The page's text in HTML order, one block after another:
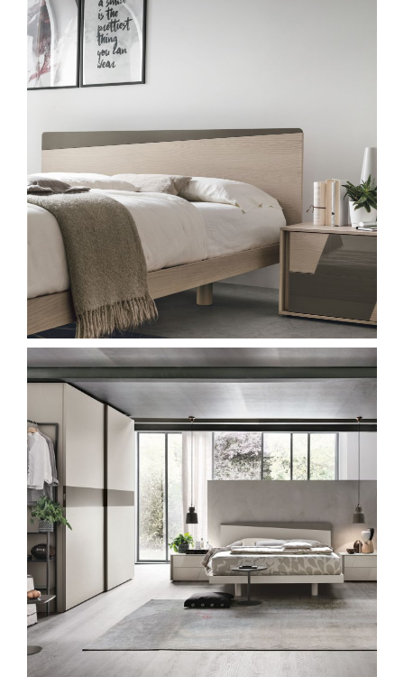
Spavaće sobe
Ormari
Kupatila
DODATCI
VANJSKI
UREDSKI
HOTELSKI